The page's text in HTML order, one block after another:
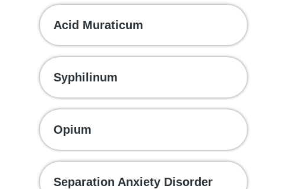
Acid Muraticum
Syphilinum
Opium
Separation Anxiety Disorder